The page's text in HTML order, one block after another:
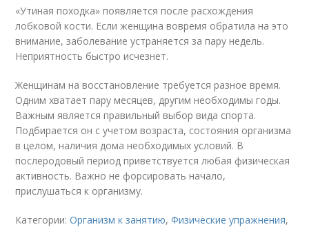
«Утиная походка» появляется после расхождения
лобковой кости. Если женщина вовремя обратила на это
внимание, заболевание устраняется за пару недель.
Неприятность быстро исчезнет.
Женщинам на восстановление требуется разное время.
Одним хватает пару месяцев, другим необходимы годы.
Важным является правильный выбор вида спорта.
Подбирается он с учетом возраста, состояния организма
в целом, наличия дома необходимых условий. В
послеродовый период приветствуется любая физическая
активность. Важно не форсировать начало,
прислушаться к организму.
Категории:Организм к занятию,Физические упражнения,